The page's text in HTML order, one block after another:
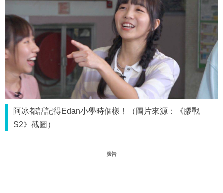
阿冰都話記得Edan小學時個樣﹗（圖片來源：《膠戰
S2》截圖）
廣告